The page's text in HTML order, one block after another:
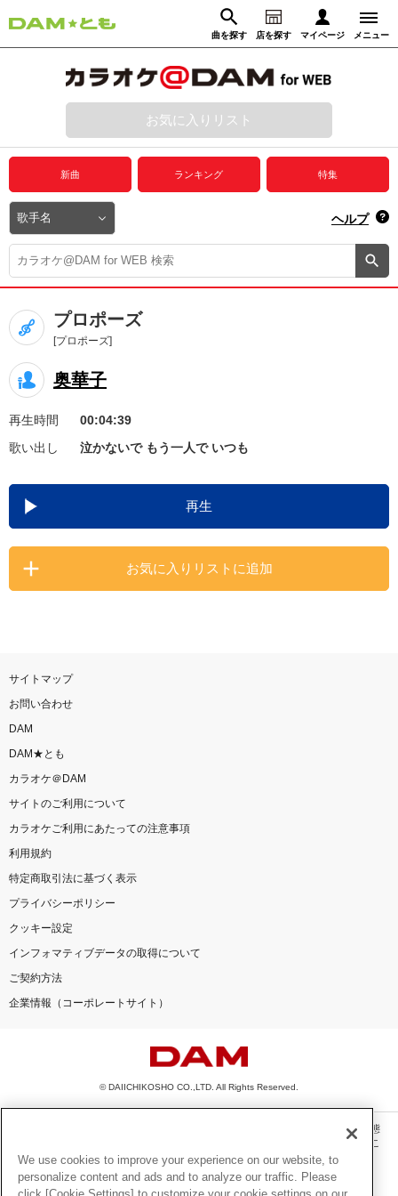
曲を探す 店を探す マイページ メニュー
動画からさがす 録音からさがす
ログイン
プレミアムサービス
DAM★とも動画
DAM★とも録音
カラオケ＠DAM
ユーザー検索
キャンペーン
お知らせ よくあるご質問
DAMの新曲・ランキングなど
カラオケ最新情報をチェック！
お気に入りリスト
新曲 ランキング 特集
ヘルプ
プロポーズ
[プロポーズ]
奥華子
再生時間
00:04:39
歌い出し
泣かないで もう一人で いつも
再生
お気に入りリストに追加
サイトマップ
お問い合わせ
DAM
DAM★とも
カラオケ＠DAM
サイトのご利用について
カラオケご利用にあたっての注意事項
利用規約
特定商取引法に基づく表示
プライバシーポリシー
クッキー設定
インフォマティブデータの取得について
ご契約方法
企業情報（コーポレートサイト）
© DAIICHIKOSHO CO.,LTD. All Rights Reserved.
このサイトに掲載されている一切の文章・画像・写真・動画・音声等を、手段や形態
を問わず、著作権法の定める範囲を超えて無断で複製、転載、ファイル化などするこ
とを禁じます。
楽曲及びコンテンツは、機種によりご利用いただけない場合があります。
We use cookies to improve your experience on our website, to
personalize content and ads and to analyze our traffic. Please